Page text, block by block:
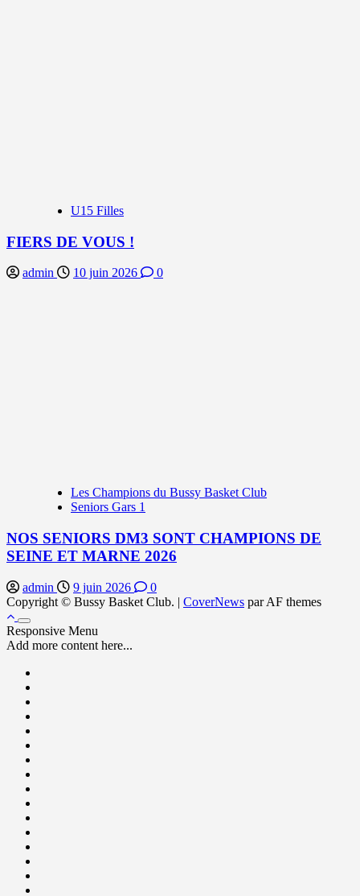
U15 Filles
FIERS DE VOUS !
admin 10 juin 2026 0
Les Champions du Bussy Basket Club
Seniors Gars 1
NOS SENIORS DM3 SONT CHAMPIONS DE
SEINE ET MARNE 2026
admin 9 juin 2026
0
Copyright © Bussy Basket Club. | CoverNews par AF themes
Responsive Menu
Add more content here...